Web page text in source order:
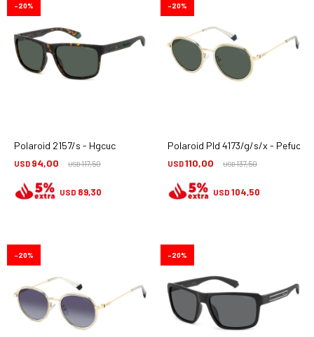
Polaroid 2157/s - Hgcuc
USD 94,00 USD117,50
20
USD 89,30
Polaroid Pld 4173/g/s/x - Pefuc
USD110,00 USD137,50
20
USD 104,50
20 20